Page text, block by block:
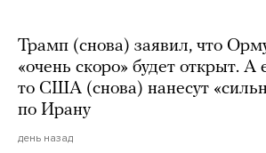
Трамп (снова) заявил, что
«очень скоро» будет открыт. А
то США (снова) нанесут
по Ирану
день назад